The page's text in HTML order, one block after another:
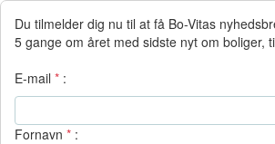
Du tilmelder dig nu til at få Bo-Vitas
5 gange om året med sidste nyt om boliger,
E-mail * :
Fornavn * :